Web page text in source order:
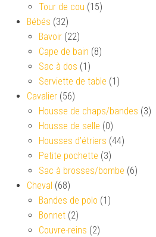
Tour de cou (15)
Bébés (32)
Bavoir (22)
Cape de bain (8)
Sac à dos (1)
Serviette de table (1)
Cavalier (56)
Housse de chaps/bandes (3)
Housse de selle (0)
Housses d’étriers (44)
Petite pochette (3)
Sac à brosses/bombe (6)
Cheval (68)
Bandes de polo (1)
Bonnet (2)
Couvre-reins (2)